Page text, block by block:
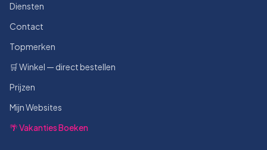
Diensten
Contact
Topmerken
🛒 Winkel — direct bestellen
Prijzen
Mijn Websites
🌴 Vakanties Boeken